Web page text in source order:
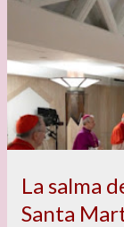
La salma
Santa